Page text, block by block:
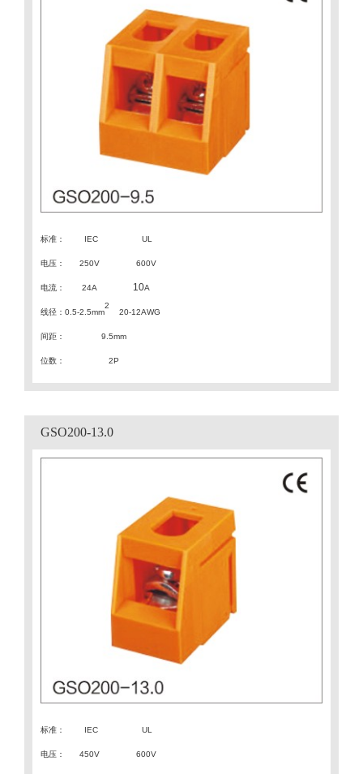
标准： IEC UL
电压： 250V 600V
电流： 24A 10A
线径： 0.5-2.5mm
2
20-12AWG
间距 ： 9.5mm
位数： 2P
GSO200-13.0
标准： IEC UL
电压： 450V 600V